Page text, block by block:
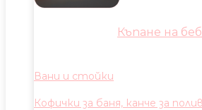
Къпане на
Вани и стойки
Кофички за баня, канче за